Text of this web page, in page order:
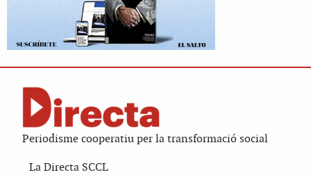
Periodisme cooperatiu per la transformació social
La Directa SCCL